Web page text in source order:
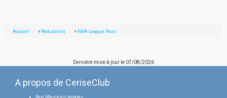
Accueil » Réductions » NBA League Pass
Dernière mise à jour le 07/08/2026
A propos de CeriseClub
Nos Mentions légales